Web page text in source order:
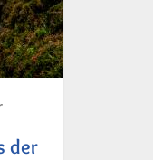
der